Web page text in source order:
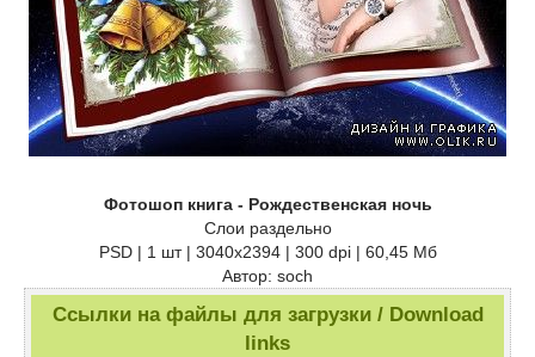
Фотошоп книга - Рождественская ночь
Слои раздельно
PSD | 1 шт | 3040x2394 | 300 dpi | 60,45 Мб
Автор: soch
Ссылки на файлы для загрузки / Download
links